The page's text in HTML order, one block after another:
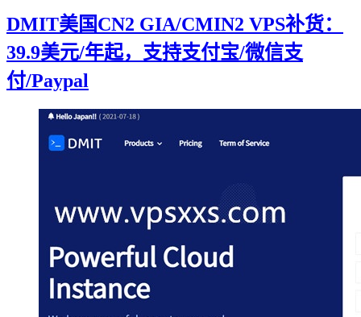
DMIT美国CN2 GIA/CMIN2 VPS补货：
39.9美元/年起，支持支付宝/微信支
付/Paypal